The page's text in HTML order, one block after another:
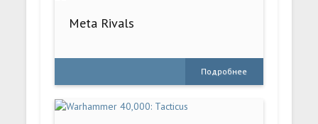
Meta Rivals
Подробнее